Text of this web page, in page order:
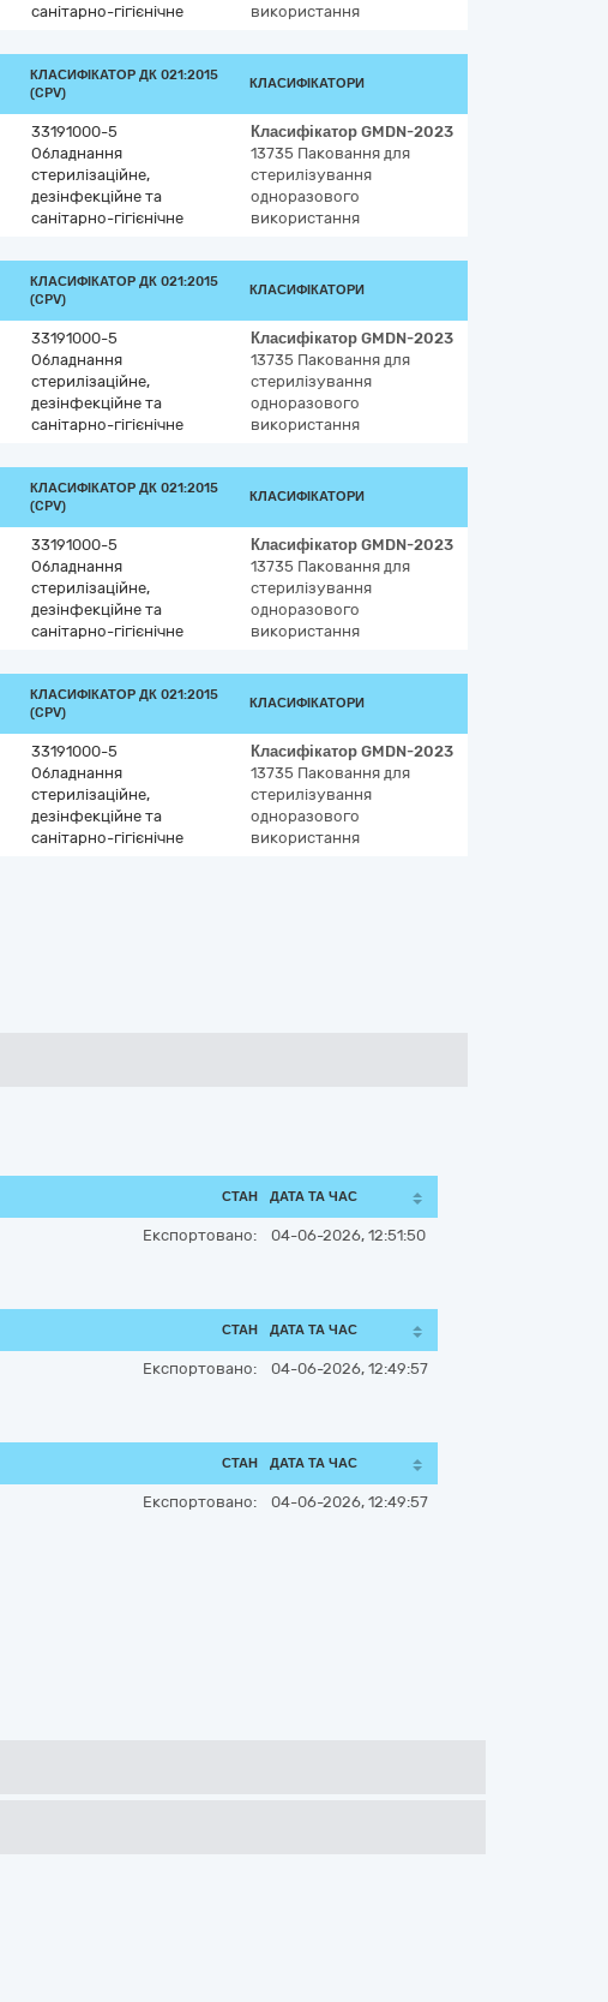
санітарно-гігієнічне
використання
КЛАСИФІКАТОР ДК 021:2015
(CPV)
КЛАСИФІКАТОРИ
33191000-5
Обладнання
стерилізаційне,
дезінфекційне та
санітарно-гігієнічне
Класифікатор GMDN-2023
13735 Паковання для
стерилізування
одноразового
використання
КЛАСИФІКАТОР ДК 021:2015
(CPV)
КЛАСИФІКАТОРИ
33191000-5
Обладнання
стерилізаційне,
дезінфекційне та
санітарно-гігієнічне
Класифікатор GMDN-2023
13735 Паковання для
стерилізування
одноразового
використання
КЛАСИФІКАТОР ДК 021:2015
(CPV)
КЛАСИФІКАТОРИ
33191000-5
Обладнання
стерилізаційне,
дезінфекційне та
санітарно-гігієнічне
Класифікатор GMDN-2023
13735 Паковання для
стерилізування
одноразового
використання
КЛАСИФІКАТОР ДК 021:2015
(CPV)
КЛАСИФІКАТОРИ
33191000-5
Обладнання
стерилізаційне,
дезінфекційне та
санітарно-гігієнічне
Класифікатор GMDN-2023
13735 Паковання для
стерилізування
одноразового
використання
СТАН ДАТА ТА ЧАС
Експортовано: 04-06-2026, 12:51:50
СТАН ДАТА ТА ЧАС
Експортовано: 04-06-2026, 12:49:57
СТАН ДАТА ТА ЧАС
Експортовано: 04-06-2026, 12:49:57